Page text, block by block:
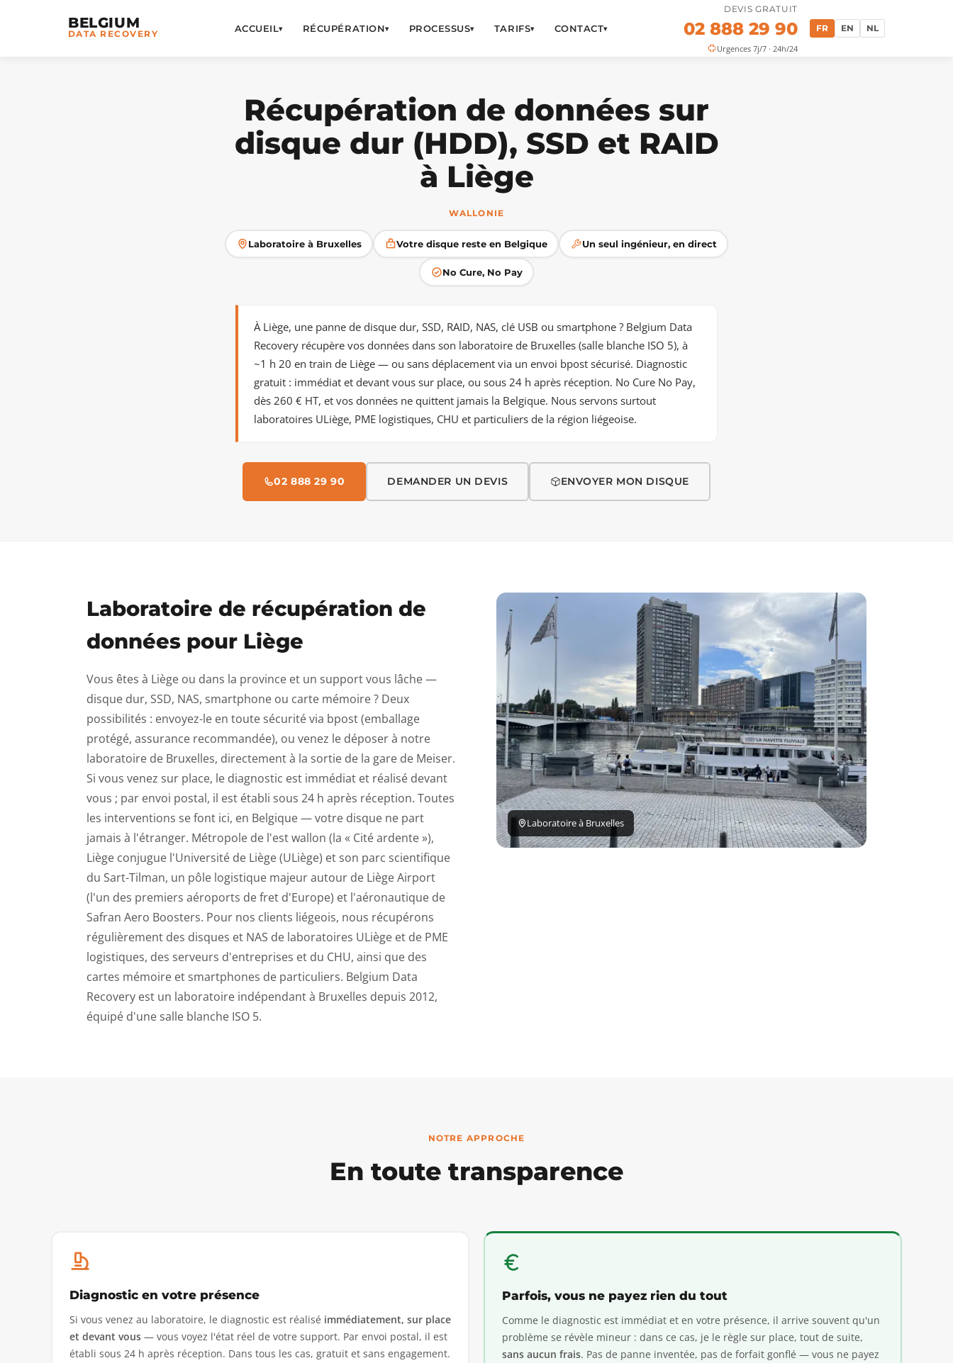
BELGIUM
DATA RECOVERY ACCUEIL▾ RÉCUPÉRATION▾ PROCESSUS▾ TARIFS▾ CONTACT▾
DEVIS GRATUIT
02 888 29 90
Urgences 7j/7 · 24h/24
FR EN NL
Récupération de données sur
disque dur (HDD), SSD et RAID
à Liège
WALLONIE
Laboratoire à Bruxelles Votre disque reste en Belgique Un seul ingénieur, en direct
No Cure, No Pay
À Liège, une panne de disque dur, SSD, RAID, NAS, clé USB ou smartphone ? Belgium Data
Recovery récupère vos données dans son laboratoire de Bruxelles (salle blanche ISO 5), à
~1 h 20 en train de Liège — ou sans déplacement via un envoi bpost sécurisé. Diagnostic
gratuit : immédiat et devant vous sur place, ou sous 24 h après réception. No Cure No Pay,
dès 260 € HT, et vos données ne quittent jamais la Belgique. Nous servons surtout
laboratoires ULiège, PME logistiques, CHU et particuliers de la région liégeoise.
02 888 29 90 DEMANDER UN DEVIS ENVOYER MON DISQUE
Laboratoire de récupération de
données pour Liège
Vous êtes à Liège ou dans la province et un support vous lâche —
disque dur, SSD, NAS, smartphone ou carte mémoire ? Deux
possibilités : envoyez-le en toute sécurité via bpost (emballage
protégé, assurance recommandée), ou venez le déposer à notre
laboratoire de Bruxelles, directement à la sortie de la gare de Meiser.
Si vous venez sur place, le diagnostic est immédiat et réalisé devant
vous ; par envoi postal, il est établi sous 24 h après réception. Toutes
les interventions se font ici, en Belgique — votre disque ne part
jamais à l'étranger. Métropole de l'est wallon (la « Cité ardente »),
Liège conjugue l'Université de Liège (ULiège) et son parc scientifique
du Sart-Tilman, un pôle logistique majeur autour de Liège Airport
(l'un des premiers aéroports de fret d'Europe) et l'aéronautique de
Safran Aero Boosters. Pour nos clients liégeois, nous récupérons
régulièrement des disques et NAS de laboratoires ULiège et de PME
logistiques, des serveurs d'entreprises et du CHU, ainsi que des
cartes mémoire et smartphones de particuliers. Belgium Data
Recovery est un laboratoire indépendant à Bruxelles depuis 2012,
équipé d'une salle blanche ISO 5.
Laboratoire à Bruxelles
NOTRE APPROCHE
En toute transparence
Diagnostic en votre présence
Si vous venez au laboratoire, le diagnostic est réalisé immédiatement, sur place
et devant vous— vous voyez l'état réel de votre support. Par envoi postal, il est
établi sous 24 h après réception. Dans tous les cas, gratuit et sans engagement.
Parfois, vous ne payez rien du tout
Comme le diagnostic est immédiat et en votre présence, il arrive souvent qu'un
problème se révèle mineur : dans ce cas, je le règle sur place, tout de suite,
sans aucun frais. Pas de panne inventée, pas de forfait gonflé — vous ne payez